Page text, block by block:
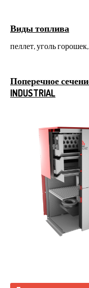
Виды топлива
пеллет, уголь
Поперечное
INDUSTRIAL